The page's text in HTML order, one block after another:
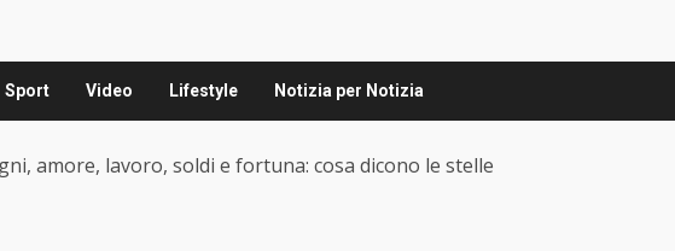
Sport Video Lifestyle Notizia per Notizia
amore, lavoro, soldi e fortuna: cosa dicono le stelle